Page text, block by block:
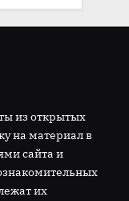
из открытых
на материал в
сайта и
их